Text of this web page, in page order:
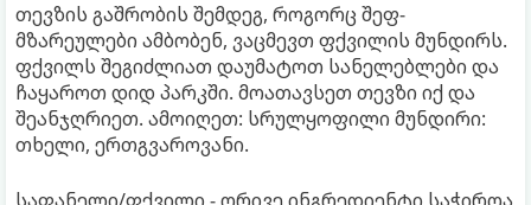
თევზის გაშრობის შემდეგ, როგორც შეფ-
მზარეულები ამბობენ, ვაცმევთ ფქვილის მუნდირს.
ფქვილს შეგიძლიათ დაუმატოთ სანელებლები და
ჩაყაროთ დიდ პარკში. მოათავსეთ თევზი იქ და
შეანჯღრიეთ. ამოიღეთ: სრულყოფილი მუნდირი:
თხელი, ერთგვაროვანი.